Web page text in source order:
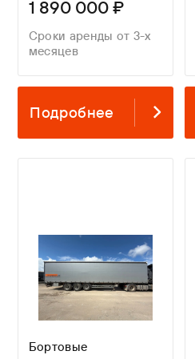
1 890 000 ₽
Сроки аренды от 3-х
месяцев
Подробнее
Бортовые